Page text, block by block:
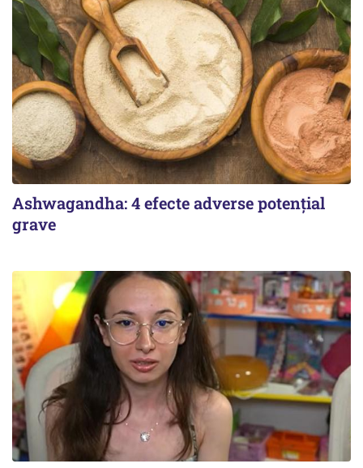
Ashwagandha: 4 efecte adverse potențial
grave